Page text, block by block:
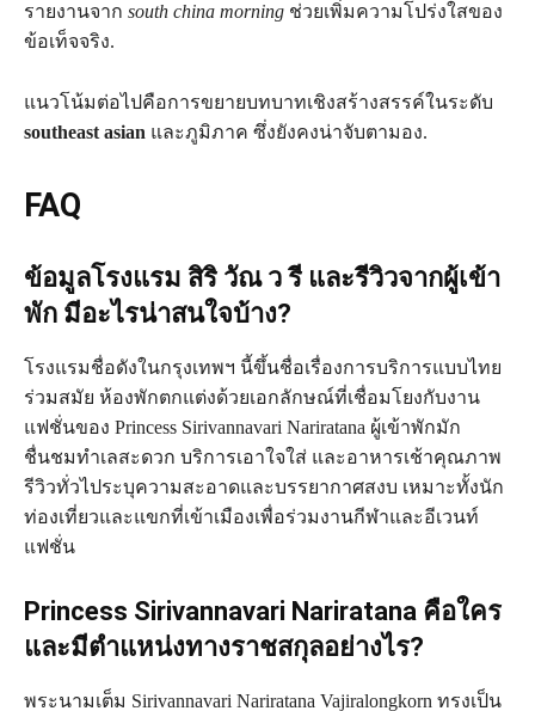
รายงานจาก south china morning ช่วยเพิ่มความโปร่งใสของ
ข้อเท็จจริง.
แนวโน้มต่อไปคือการขยายบทบาทเชิงสร้างสรรค์ในระดับ
southeast asian และภูมิภาค ซึ่งยังคงน่าจับตามอง.
FAQ
ข้อมูลโรงแรม สิริ วัณ ว รี และรีวิวจากผู้เข้า
พัก มีอะไรน่าสนใจบ้าง?
โรงแรมชื่อดังในกรุงเทพฯ นี้ขึ้นชื่อเรื่องการบริการแบบไทย
ร่วมสมัย ห้องพักตกแต่งด้วยเอกลักษณ์ที่เชื่อมโยงกับงาน
แฟชั่นของ Princess Sirivannavari Nariratana ผู้เข้าพักมัก
ชื่นชมทำเลสะดวก บริการเอาใจใส่ และอาหารเช้าคุณภาพ
รีวิวทั่วไประบุความสะอาดและบรรยากาศสงบ เหมาะทั้งนัก
ท่องเที่ยวและแขกที่เข้าเมืองเพื่อร่วมงานกีฬาและอีเวนท์
แฟชั่น
Princess Sirivannavari Nariratana คือใคร
และมีตำแหน่งทางราชสกุลอย่างไร?
พระนามเต็ม Sirivannavari Nariratana Vajiralongkorn ทรงเป็น